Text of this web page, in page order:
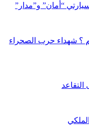
“أمان” و”مدار”
؟ شهداء حرب الصحراء